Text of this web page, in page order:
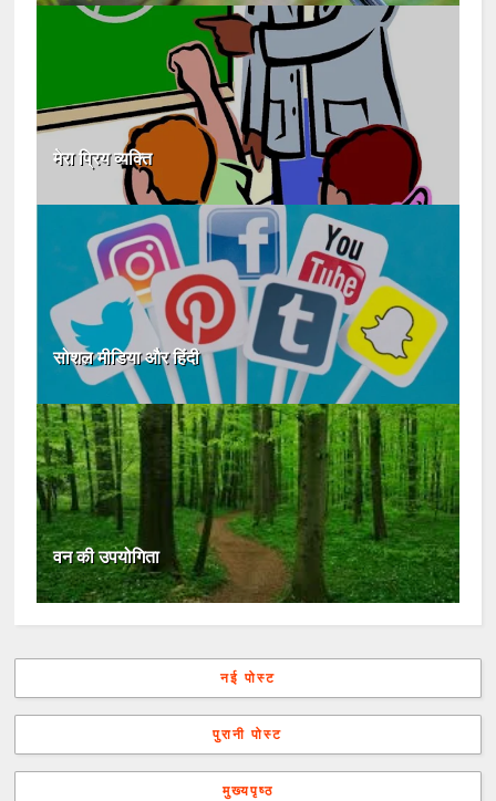
मेरा प्रिय व्यक्ति
सोशल मीडिया और हिंदी
वन की उपयोगिता
नई पोस्ट
पुरानी पोस्ट
मुख्यपृष्ठ